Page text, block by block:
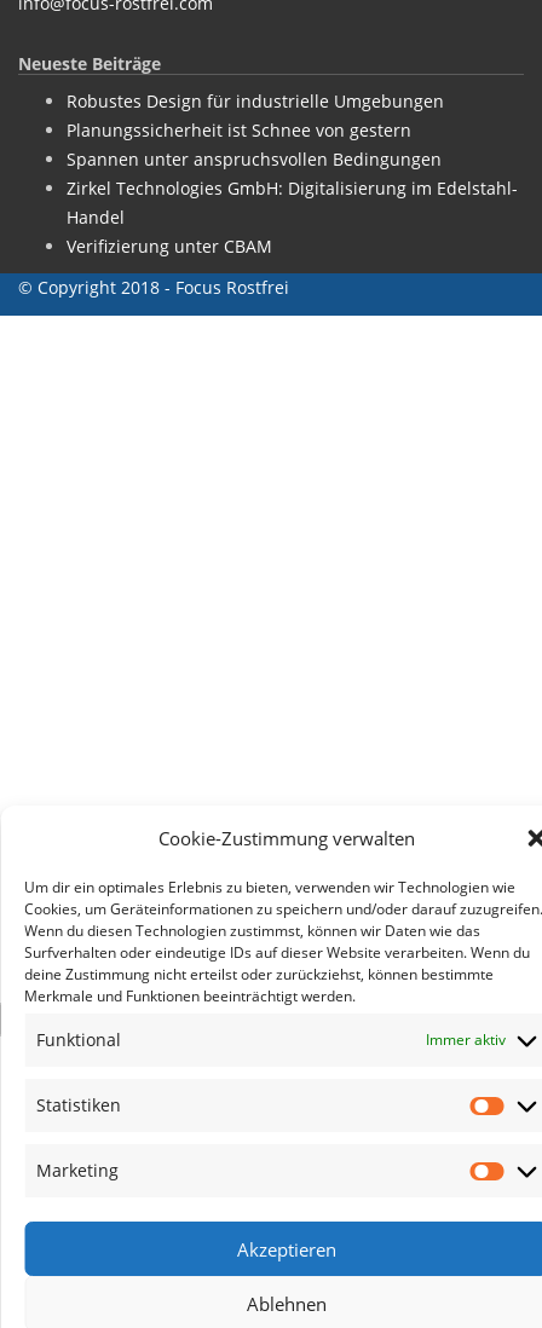
Cookie-Zustimmung verwalten
Um dir ein optimales Erlebnis zu bieten, verwenden wir Technologien wie
Cookies, um Geräteinformationen zu speichern und/oder darauf zuzugreifen.
Wenn du diesen Technologien zustimmst, können wir Daten wie das
Surfverhalten oder eindeutige IDs auf dieser Website verarbeiten. Wenn du
deine Zustimmung nicht erteilst oder zurückziehst, können bestimmte
Merkmale und Funktionen beeinträchtigt werden.
Funktional Immer aktiv
Statistiken
Marketing
Akzeptieren
Ablehnen
Neueste Beiträge
Robustes Design für industrielle Umgebungen
Planungssicherheit ist Schnee von gestern
Spannen unter anspruchsvollen Bedingungen
Zirkel Technologies GmbH: Digitalisierung im Edelstahl-
Handel
Verifizierung unter CBAM
© Copyright 2018 - Focus Rostfrei